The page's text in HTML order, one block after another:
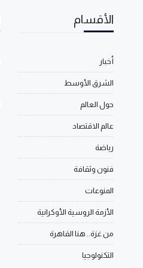
الأقسام
أخبار
الشرق الأوسط
حول العالم
عالم الاقتصاد
رياضة
فنون وثقافة
المنوعات
الأزمة الروسية الأوكرانية
من غزة.. هنا القاهرة
التكنولوجيا